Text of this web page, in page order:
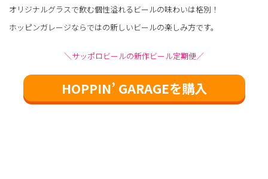
オリジナルグラスで飲む個性溢れるビールの味わいは格別！
ホッピンガレージならではの新しいビールの楽しみ方です。
＼サッポロビールの新作ビール定期便／
HOPPIN’ GARAGEを購入